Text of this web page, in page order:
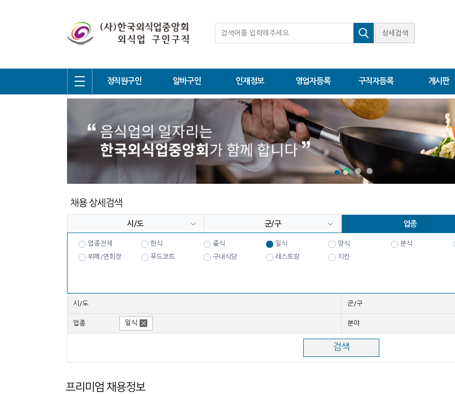
상세검색
정직원구인 알바구인 인재정보 영업자등록 구직자등록 게시판
채용 상세검색
시/도 군/구 업종
업종전체 한식 중식 일식 양식 분식
뷔페/연회장
푸드코트 구내식당 레스토랑 치킨
시/도 군/구
업종 일식 분야
프리미엄 채용정보